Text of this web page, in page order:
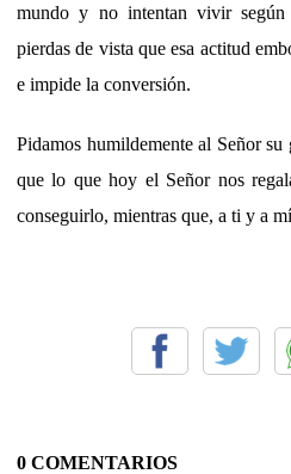
mundo y no intentan vivir
pierdas de vista que esa actitud
e impide la conversión.
Pidamos humildemente al Señor su
que lo que hoy el Señor nos
conseguirlo, mientras que, a ti y a
0 COMENTARIOS